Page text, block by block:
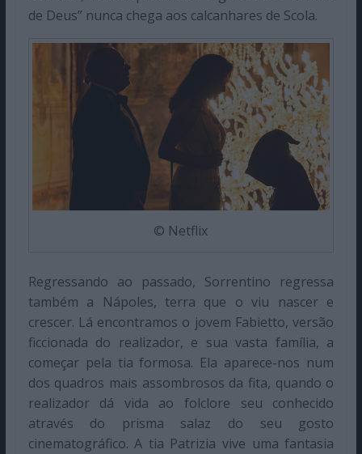
de Deus” nunca chega aos calcanhares de Scola.
© Netflix
Regressando ao passado, Sorrentino regressa
também a Nápoles, terra que o viu nascer e
crescer. Lá encontramos o jovem Fabietto, versão
ficcionada do realizador, e sua vasta família, a
começar pela tia formosa. Ela aparece-nos num
dos quadros mais assombrosos da fita, quando o
realizador dá vida ao folclore seu conhecido
através do prisma salaz do seu gosto
cinematográfico. A tia Patrizia vive uma fantasia